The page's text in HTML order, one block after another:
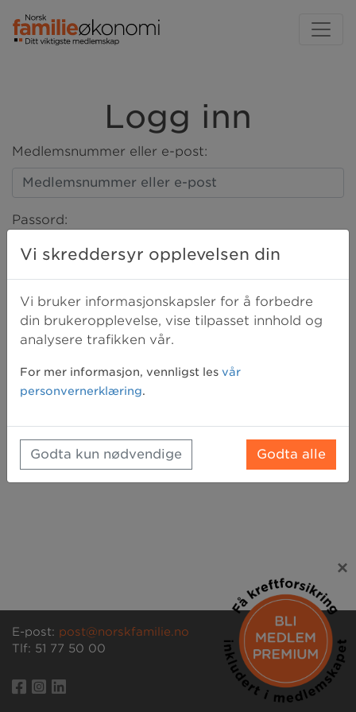
Logg inn
Medlemsnummer eller e-post:
Passord:
LOGG INN
E-post: post@norskfamilie.no
Tlf: 51 77 50 00
×
Vi skreddersyr opplevelsen din
Vi bruker informasjonskapsler for å forbedre
din brukeropplevelse, vise tilpasset innhold og
analysere trafikken vår.
For mer informasjon, vennligst les vår
personvernerklæring.
Godta kun nødvendige Godta alle